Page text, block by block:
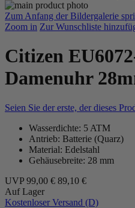
Zum Anfang der Bildergalerie
Zoom in Zur Wunschliste
Citizen
Damenuhr
Seien Sie der erste, der dieses
Wasserdichte: 5 ATM
Antrieb: Batterie (Quarz)
Material: Edelstahl
Gehäusebreite: 28 mm
UVP 99,00 € 89,10 €
Auf Lager
Kostenloser Versand (D)